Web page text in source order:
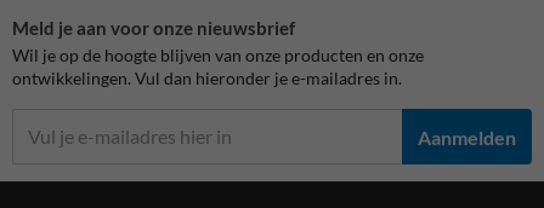
Meld je aan voor onze nieuwsbrief
Wil je op de hoogte blijven van onze producten en onze
ontwikkelingen. Vul dan hieronder je e-mailadres in.
Aanmelden